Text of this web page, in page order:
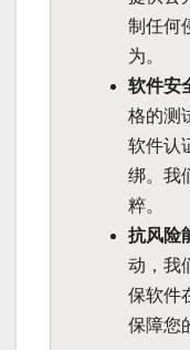
制任何
为。
软件安
格的测
软件认
绑。我
粹。
抗风险
动，我
保软件
保障您